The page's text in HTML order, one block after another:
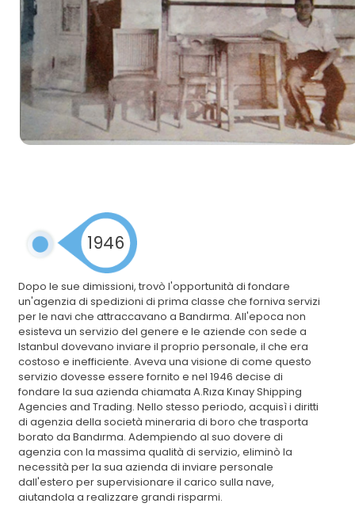
1946
Dopo le sue dimissioni, trovò l'opportunità di fondare
un'agenzia di spedizioni di prima classe che forniva servizi
per le navi che attraccavano a Bandırma. All'epoca non
esisteva un servizio del genere e le aziende con sede a
Istanbul dovevano inviare il proprio personale, il che era
costoso e inefficiente. Aveva una visione di come questo
servizio dovesse essere fornito e nel 1946 decise di
fondare la sua azienda chiamata A.Rıza Kınay Shipping
Agencies and Trading. Nello stesso periodo, acquisì i diritti
di agenzia della società mineraria di boro che trasporta
borato da Bandırma. Adempiendo al suo dovere di
agenzia con la massima qualità di servizio, eliminò la
necessità per la sua azienda di inviare personale
dall'estero per supervisionare il carico sulla nave,
aiutandola a realizzare grandi risparmi.